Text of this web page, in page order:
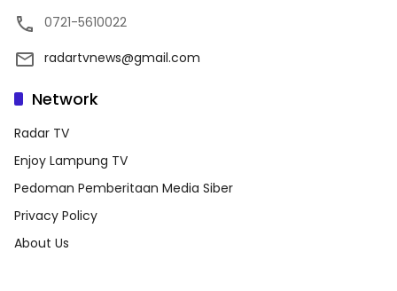
0721-5610022
radartvnews@gmail.com
Network
Radar TV
Enjoy Lampung TV
Pedoman Pemberitaan Media Siber
Privacy Policy
About Us